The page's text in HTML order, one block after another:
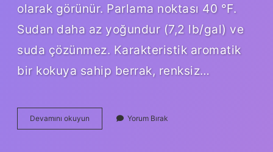
olarak görünür. Parlama noktası 40 °F.
Sudan daha az yoğundur (7,2 lb/gal) ve
suda çözünmez. Karakteristik aromatik
bir kokuya sahip berrak, renksiz…
Devamını okuyun
Aromatik
Yorum Bırak